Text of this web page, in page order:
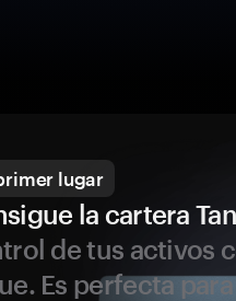
lugar
la cartera
de tus activos
Es perfecta